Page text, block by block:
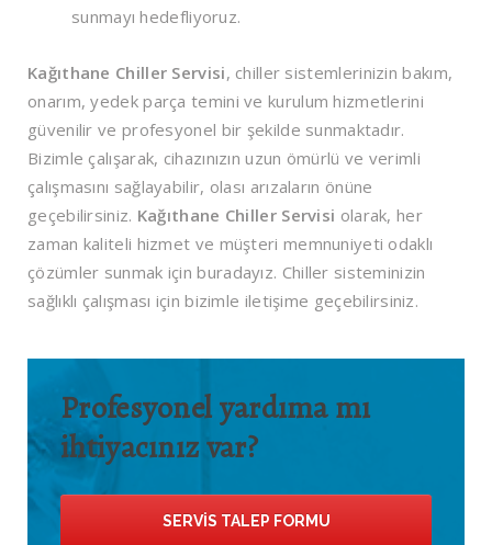
sunmayı hedefliyoruz.
Kağıthane Chiller Servisi, chiller sistemlerinizin bakım,
onarım, yedek parça temini ve kurulum hizmetlerini
güvenilir ve profesyonel bir şekilde sunmaktadır.
Bizimle çalışarak, cihazınızın uzun ömürlü ve verimli
çalışmasını sağlayabilir, olası arızaların önüne
geçebilirsiniz. Kağıthane Chiller Servisi olarak, her
zaman kaliteli hizmet ve müşteri memnuniyeti odaklı
çözümler sunmak için buradayız. Chiller sisteminizin
sağlıklı çalışması için bizimle iletişime geçebilirsiniz.
Profesyonel yardıma mı
ihtiyacınız var?
SERVIS TALEP FORMU